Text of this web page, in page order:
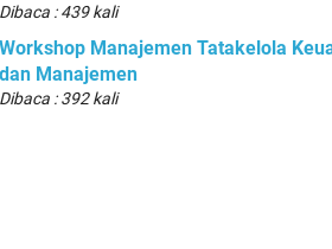
Dibaca : 439 kali
Workshop Manajemen Tatakelola
dan Manajemen
Dibaca : 392 kali